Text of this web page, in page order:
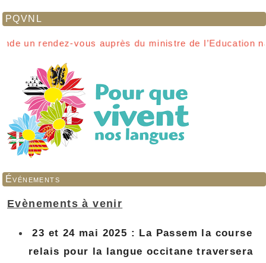
PQVNL
vous auprès du ministre de l’Education nationale
Événements
Evènements à venir
23 et 24 mai 2025 : La Passem la course
relais pour la langue occitane traversera